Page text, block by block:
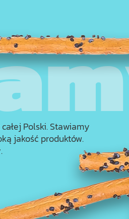
Polski. Stawiamy
jakość produktów.